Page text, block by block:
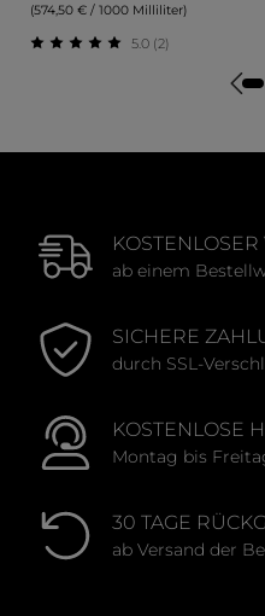
(574,50 € / 1000 Milliliter)
Durchschnittliche
5.0 (2)
ab einem
SICHERE
durch SSL-
KOSTENLOSE
Montag bis
30 TAGE
ab Versand der